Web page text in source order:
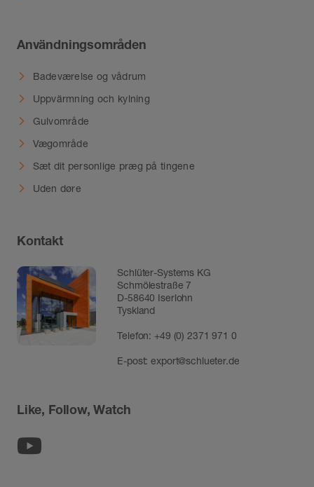
Användningsområden
Badeværelse og vådrum
Uppvärmning och kylning
Gulvområde
Vægområde
Sæt dit personlige præg på tingene
Uden døre
Kontakt
Schlüter-Systems KG
Schmölestraße 7
D-58640 Iserlohn
Tyskland
Telefon:+49 (0) 2371 971 0
E-post:export@schlueter.de
Like, Follow, Watch